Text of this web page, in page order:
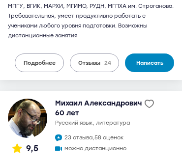
МПГУ, ВГИК, МАРХИ, МГИМО, РУДН, МГПХА им. Строганова.
Требовательная, умеет продуктивно работать с
учениками любого уровня подготовки. Возможны
дистанционные занятия
Подробнее Отзывы 24 Написать
9,5
Михаил Александрович
60 лет
русский язык, литература
23 отзыва,58 оценок
можно дистанционно